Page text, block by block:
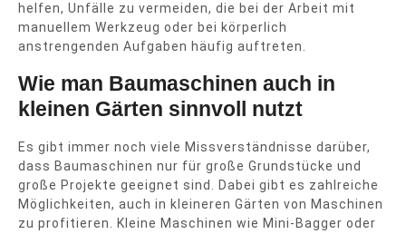
helfen, Unfälle zu vermeiden, die bei der Arbeit mit
manuellem Werkzeug oder bei körperlich
anstrengenden Aufgaben häufig auftreten.
Wie man Baumaschinen auch in
kleinen Gärten sinnvoll nutzt
Es gibt immer noch viele Missverständnisse darüber,
dass Baumaschinen nur für große Grundstücke und
große Projekte geeignet sind. Dabei gibt es zahlreiche
Möglichkeiten, auch in kleineren Gärten von Maschinen
zu profitieren. Kleine Maschinen wie Mini-Bagger oder